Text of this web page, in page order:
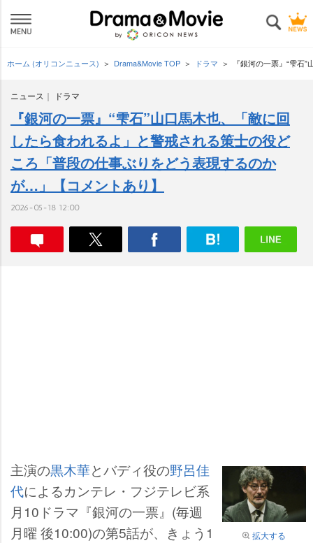
ホーム (オリコンニュース) Drama&Movie TOP ドラマ 『銀河の一票』“雫
ニュース ドラマ
『銀河の一票』“雫石”山口馬木也、「敵に回
したら食われるよ」と警戒される策士の役ど
ころ「普段の仕事ぶりをどう表現するのか
が…」【コメントあり】
2026-05-18 12:00
拡大する
主演の黒木華とバディ役の野呂佳
代によるカンテレ・フジテレビ系
月10ドラマ『銀河の一票』(毎週
月曜 後10:00)の第5話が、きょう1